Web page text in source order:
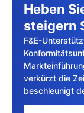
Heben
steigern
F&E-
verkürzt die
beschleunigt